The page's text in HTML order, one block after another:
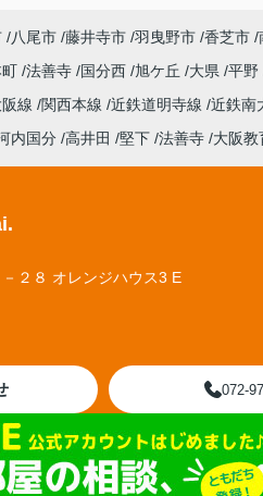
八尾市 藤井寺市 羽曳野市 香芝市
法善寺 国分西 旭ケ丘 大県 平野
線 関西本線 近鉄道明寺線 近鉄南
内国分 高井田 堅下 法善寺 大阪教
２８ オレンジハウス3 E
072-